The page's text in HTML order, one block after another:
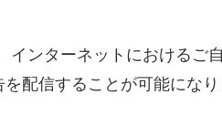
インターネットにおけるご
配信することが可能になり